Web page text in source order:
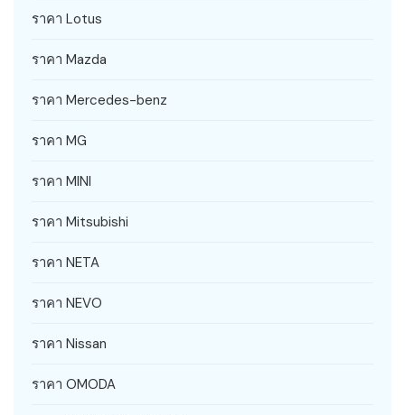
ราคา Lotus
ราคา Mazda
ราคา Mercedes-benz
ราคา MG
ราคา MINI
ราคา Mitsubishi
ราคา NETA
ราคา NEVO
ราคา Nissan
ราคา OMODA